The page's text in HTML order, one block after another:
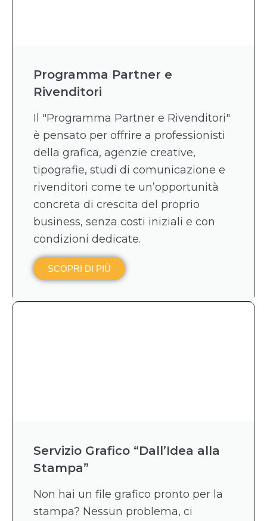
Programma Partner e
Rivenditori
Il "Programma Partner e Rivenditori"
è pensato per offrire a professionisti
della grafica, agenzie creative,
tipografie, studi di comunicazione e
rivenditori come te un’opportunità
concreta di crescita del proprio
business, senza costi iniziali e con
condizioni dedicate.
SCOPRI DI PIÙ
Servizio Grafico “Dall’Idea alla
Stampa”
Non hai un file grafico pronto per la
stampa? Nessun problema, ci